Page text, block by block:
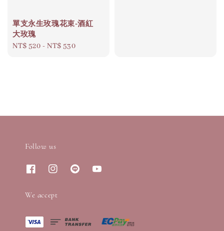
單支永生玫瑰花束-酒紅
大玫瑰
Regular
NT$ 520 -NT$ 530
Follow us
We accept